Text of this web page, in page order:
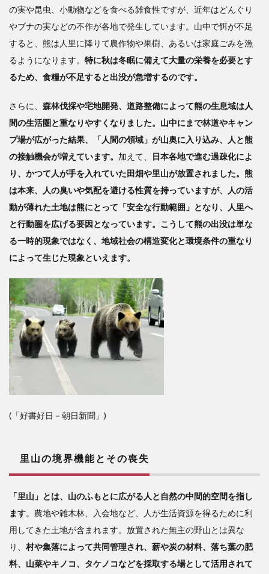
態系
の機
能不
熊の
出没
為
政者
への
警告
―
森林
を忘
れた
政治
の実や昆虫、小動物などを食べる雑食性ですが、近年はどんぐり
やブナの実などの不作が各地で発生しています。山中で餌が不足
すると、熊は人里に降りて農作物や果樹、あるいは家庭ごみを漁
るようになります。 特に秋は冬眠に備えて大量の栄養を必要とす
るため、食糧が不足すると出没が急増するのです。
さらに、 森林伐採や宅地開発、道路整備によって熊の生息域は人
間の生活圏と重なりやすくなりました。山中にまで林道やキャン
プ場が広がった結果、「人間の領域」が山奥に入り込み、人と熊
の接触機会が増えています。 加えて、
日本各地で進む過疎化によ
り、かつて人が手を入れていた田畑や里山が放置されました。熊
は本来、人の臭いや気配を避ける性質を持っていますが、人の活
動が薄れた土地は熊にとって「安全な行動範囲」となり、人里へ
と行動圏を広げる要因となっています。こうして熊の出没は単な
る一時的現象ではなく、地域社会の構造変化と環境条件の重なり
によって生じた現象といえます。
(「好書好日－朝日新聞」)
里山の境界機能とその喪失
「里山」とは、山のふもとに広がる人と自然の中間的空間を指し
ます。農地や雑木林、入会地など、人が生活資源を得るために利
用してきた土地が含まれます。放置された無主の野山とは異な
り、 村や集落によって共同管理され、薪や炭の材料、落ち葉の肥
料、山菜やキノコ、タケノコなどを採取する場として活用されて